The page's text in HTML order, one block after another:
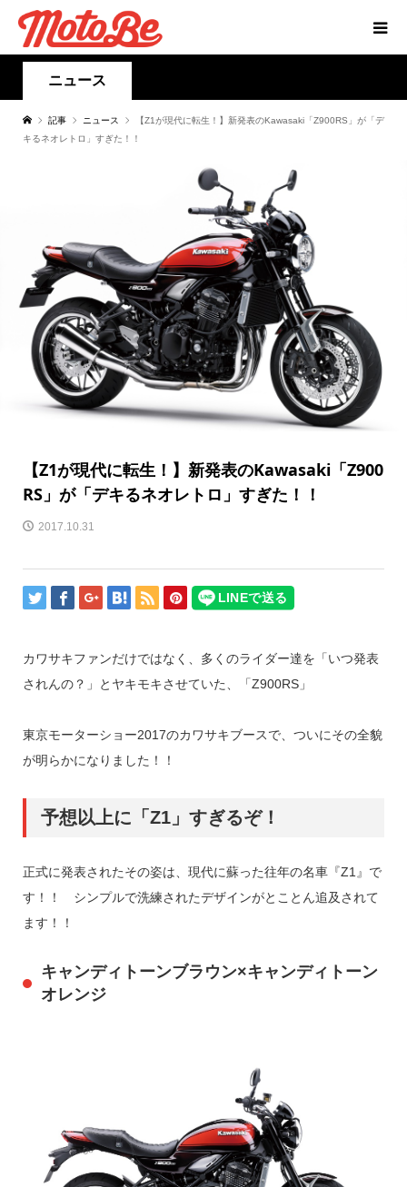
ニュース
記事 ニュース
【Z1が現代に転生！】新発表のKawasaki「Z900RS」が「デ
キるネオレトロ」すぎた！！
【Z1が現代に転生！】新発表のKawasaki「Z900
RS」が「デキるネオレトロ」すぎた！！
2017.10.31
カワサキファンだけではなく、多くのライダー達を「いつ発表
されんの？」とヤキモキさせていた、「Z900RS」
東京モーターショー2017のカワサキブースで、ついにその全貌
が明らかになりました！！
予想以上に「Z1」すぎるぞ！
正式に発表されたその姿は、現代に蘇った往年の名車『Z1』で
す！！ シンプルで洗練されたデザインがとことん追及されて
ます！！
キャンディトーンブラウン×キャンディトーン
オレンジ